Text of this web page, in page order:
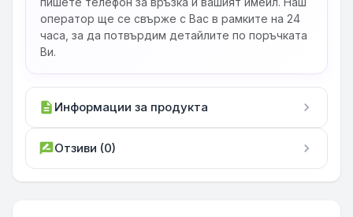
оператор ще се свърже с Вас в рамките на 24
часа, за да потвърдим детайлите по поръчката
Ви.
description Информации за продукта chevron_right
rate_reviewОтзиви (0) chevron_right